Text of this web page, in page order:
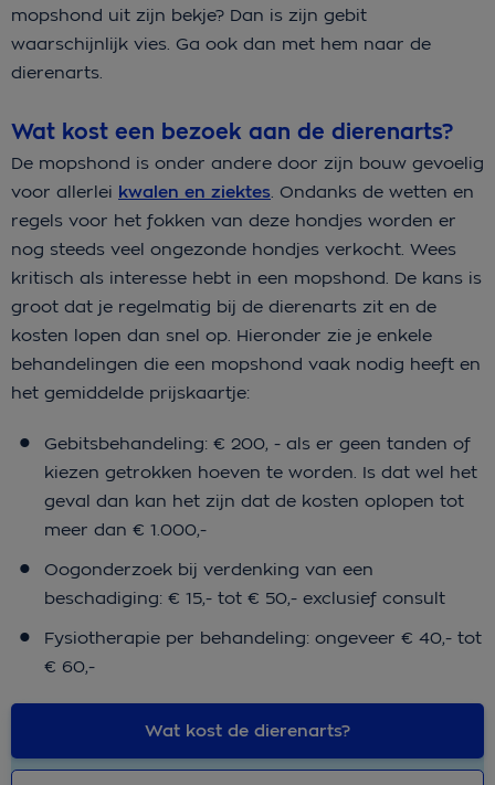
mopshond uit zijn bekje? Dan is zijn gebit
waarschijnlijk vies. Ga ook dan met hem naar de
dierenarts.
Wat kost een bezoek aan de dierenarts?
De mopshond is onder andere door zijn bouw gevoelig
voor allerlei kwalen en ziektes. Ondanks de wetten en
regels voor het fokken van deze hondjes worden er
nog steeds veel ongezonde hondjes verkocht. Wees
kritisch als interesse hebt in een mopshond. De kans is
groot dat je regelmatig bij de dierenarts zit en de
kosten lopen dan snel op. Hieronder zie je enkele
behandelingen die een mopshond vaak nodig heeft en
het gemiddelde prijskaartje:
Gebitsbehandeling: € 200, - als er geen tanden of
kiezen getrokken hoeven te worden. Is dat wel het
geval dan kan het zijn dat de kosten oplopen tot
meer dan € 1.000,-
Oogonderzoek bij verdenking van een
beschadiging: € 15,- tot € 50,- exclusief consult
Fysiotherapie per behandeling: ongeveer € 40,- tot
€ 60,-
Wat kost de dierenarts?